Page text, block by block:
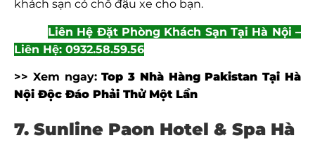
khách sạn có chỗ đậu xe cho bạn.
Liên Hệ Đặt Phòng Khách Sạn Tại Hà Nội –
Liên Hệ: 0932.58.59.56
>> Xem ngay:Top 3 Nhà Hàng Pakistan Tại Hà
Nội Độc Đáo Phải Thử Một Lần
7. Sunline Paon Hotel & Spa Hà